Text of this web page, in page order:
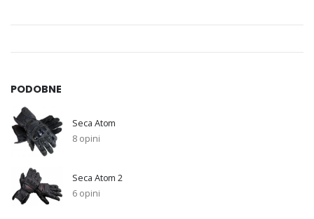
PODOBNE
Seca Atom
8 opini
Seca Atom 2
6 opini